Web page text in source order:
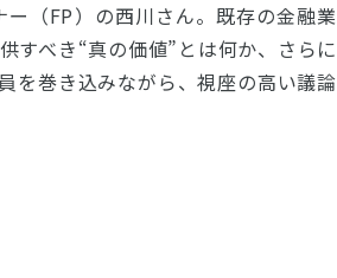
（FP）の西川さん。既存の金融業
すべき“真の価値”とは何か、さらに
巻き込みながら、視座の高い議論